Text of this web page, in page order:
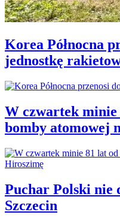
Korea Północna
jednostkę
W czwartek minie
bomby atomowej
Puchar Polski nie
Szczecin